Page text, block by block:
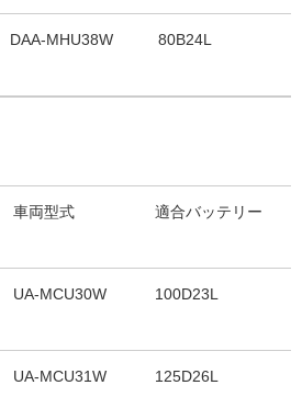
DAA-MHU38W 80B24L
車両型式 適合バッテリー
UA-MCU30W 100D23L
UA-MCU31W 125D26L